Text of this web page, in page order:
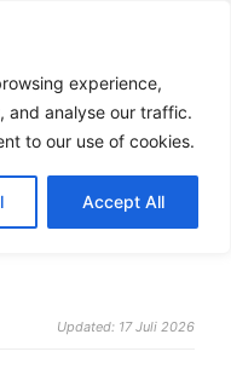
experience,
and analyse our traffic.
to our use of cookies.
Accept All
Updated: 17 Juli 2026